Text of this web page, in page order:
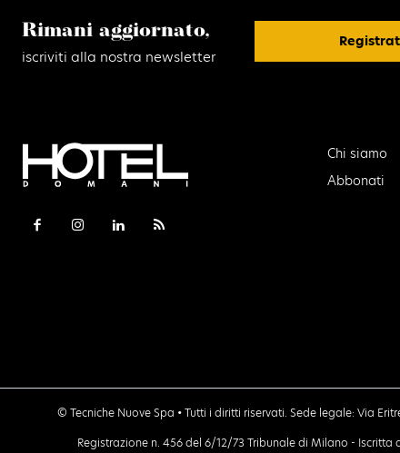
Rimani aggiornato,
iscriviti alla nostra newsletter
Chi siamo
Abbonati
© Tecniche Nuove Spa • Tutti i diritti riservati. Sede legale: Via
Registrazione n. 456 del 6/12/73 Tribunale di Milano - Iscritta